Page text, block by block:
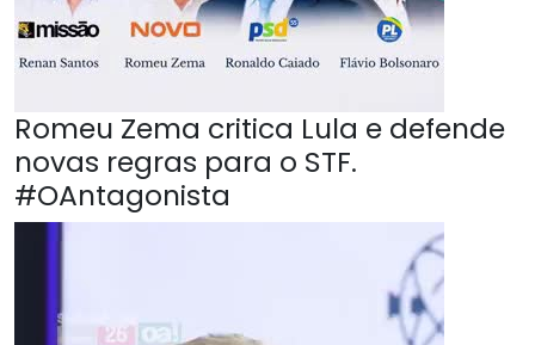
Romeu Zema critica Lula e defende
novas regras para o STF.
#OAntagonista